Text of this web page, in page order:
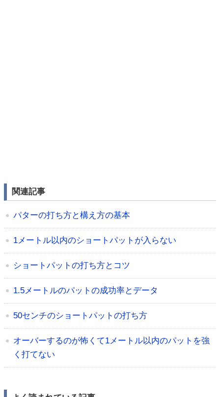
関連記事
パターの打ち方と構え方の基本
1メートル以内のショートパットが入らない
ショートパットの打ち方とコツ
1.5メートルのパットの成功率とデータ
50センチのショートパットの打ち方
オーバーするのが怖くて1メートル以内のパットを強
く打てない